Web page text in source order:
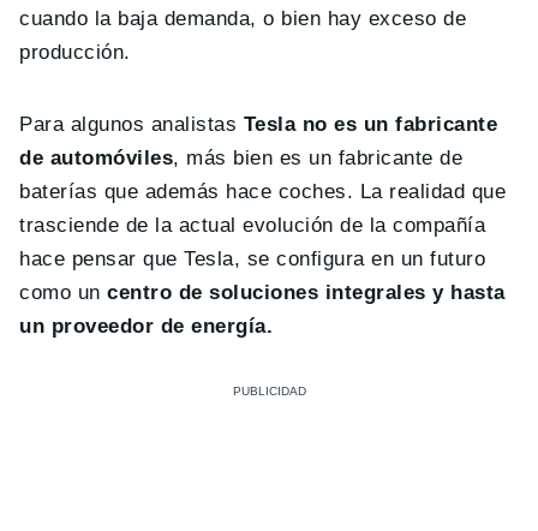
cuando la baja demanda, o bien hay exceso de
producción.
Para algunos analistas Tesla no es un fabricante
de automóviles, más bien es un fabricante de
baterías que además hace coches. La realidad que
trasciende de la actual evolución de la compañía
hace pensar que Tesla, se configura en un futuro
como uncentro de soluciones integrales y hasta
un proveedor de energía.